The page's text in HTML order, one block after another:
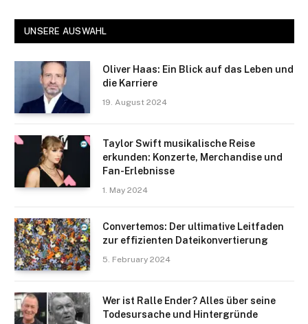
UNSERE AUSWAHL
Oliver Haas: Ein Blick auf das Leben und
die Karriere
19. August 2024
Taylor Swift musikalische Reise
erkunden: Konzerte, Merchandise und
Fan-Erlebnisse
1. May 2024
Convertemos: Der ultimative Leitfaden
zur effizienten Dateikonvertierung
5. February 2024
Wer ist Ralle Ender? Alles über seine
Todesursache und Hintergründe